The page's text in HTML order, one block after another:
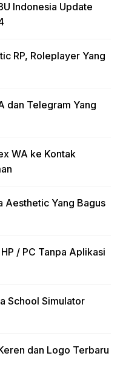
Indonesia Update
RP, Roleplayer Yang
dan Telegram Yang
WA ke Kontak
Aesthetic Yang Bagus
/ PC Tanpa Aplikasi
School Simulator
dan Logo Terbaru